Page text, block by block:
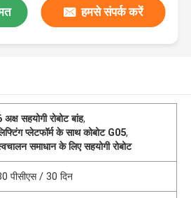
हमसे संपर्क करें
अक्ष सहयोगी रोबोट बांह,
प्लेटफॉर्म के साथ कोबोट G05,
समाधान के लिए सहयोगी रोबोट
पीसीएस / 30 दिन